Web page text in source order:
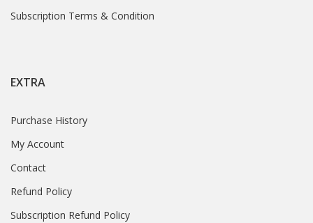
Subscription Terms & Condition
EXTRA
Purchase History
My Account
Contact
Refund Policy
Subscription Refund Policy